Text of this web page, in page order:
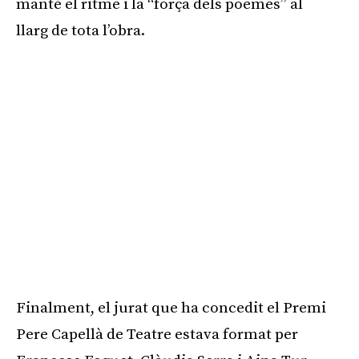
manté el ritme i la “força dels poemes” al
llarg de tota l’obra.
Finalment, el jurat que ha concedit el Premi
Pere Capellà de Teatre estava format per